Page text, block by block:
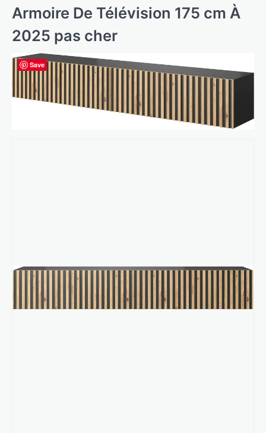
Armoire De Télévision 175 cm À
2025 pas cher
Save